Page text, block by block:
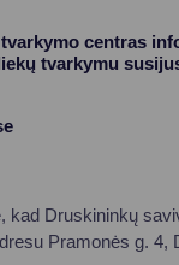
tvarkymo centras
tvarkymu
kad Druskininkų
Pramonės g. 4,